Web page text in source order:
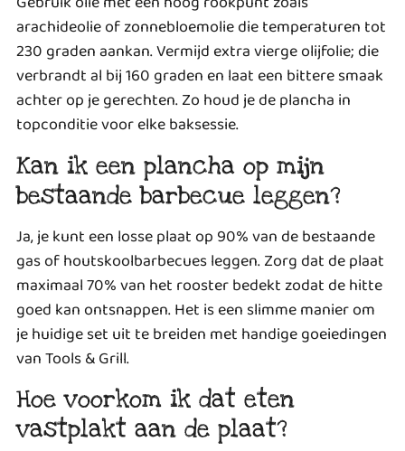
arachideolie of zonnebloemolie die temperaturen tot
230 graden aankan. Vermijd extra vierge olijfolie; die
verbrandt al bij 160 graden en laat een bittere smaak
achter op je gerechten. Zo houd je de plancha in
topconditie voor elke baksessie.
Kan ik een plancha op mijn
bestaande barbecue leggen?
Ja, je kunt een losse plaat op 90% van de bestaande
gas of houtskoolbarbecues leggen. Zorg dat de plaat
maximaal 70% van het rooster bedekt zodat de hitte
goed kan ontsnappen. Het is een slimme manier om
je huidige set uit te breiden met handige goeiedingen
van Tools & Grill.
Hoe voorkom ik dat eten
vastplakt aan de plaat?